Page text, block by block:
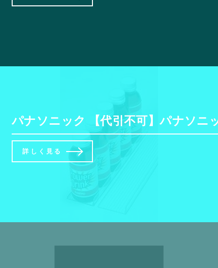
パナソニック 【代引不可】パナソ
詳しく見る